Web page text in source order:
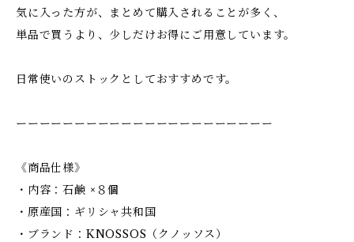
気に入った方が、まとめて購入されることが多く、
単品で買うより、少しだけお得にご用意しています。
日常使いのストックとしておすすめです。
ーーーーーーーーーーーーーーーーーーーーーー
《商品仕様》
・内容：石鹸 ×８個
・原産国：ギリシャ共和国
・ブランド：KNOSSOS（クノッソス）